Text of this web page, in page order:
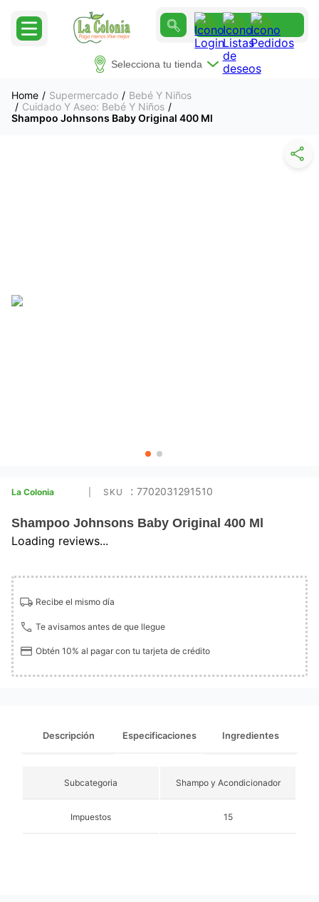
Selecciona tu tienda
Supermercado
Bebé Y Niños
Cuidado Y Aseo: Bebé Y Niños
Shampoo Johnsons Baby Original 400 Ml
La Colonia : 7702031291510
Shampoo Johnsons Baby Original 400 Ml
Loading reviews...
Recibe el mismo día
Te avisamos antes de que llegue
Obtén 10% al pagar con tu tarjeta de crédito
Descripción Especificaciones Ingredientes
Subcategoria Shampo y Acondicionador
Impuestos 15